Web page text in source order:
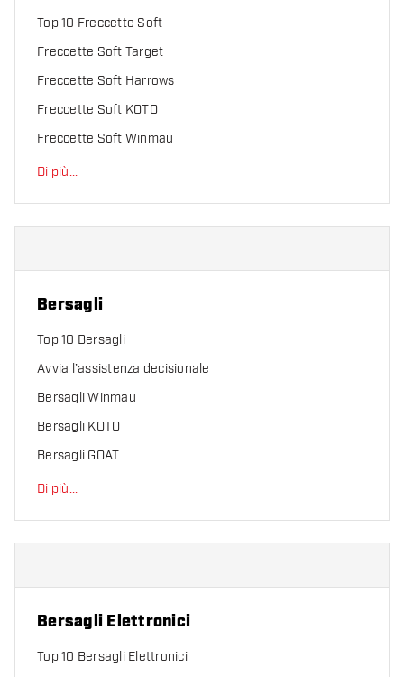
Top 10 Freccette Soft
Freccette Soft Target
Freccette Soft Harrows
Freccette Soft KOTO
Freccette Soft Winmau
Di più...
Bersagli
Top 10 Bersagli
Avvia l’assistenza decisionale
Bersagli Winmau
Bersagli KOTO
Bersagli GOAT
Di più...
Bersagli Elettronici
Top 10 Bersagli Elettronici